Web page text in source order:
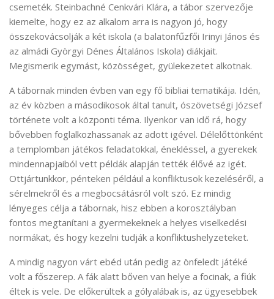
csemeték. Steinbachné Cenkvári Klára, a tábor szervezője
kiemelte, hogy ez az alkalom arra is nagyon jó, hogy
összekovácsolják a két iskola (a balatonfűzfői Irinyi János és
az almádi Györgyi Dénes Általános Iskola) diákjait.
Megismerik egymást, közösséget, gyülekezetet alkotnak.
A tábornak minden évben van egy fő bibliai tematikája. Idén,
az év közben a másodikosok által tanult, ószövetségi József
története volt a központi téma. Ilyenkor van idő rá, hogy
bővebben foglalkozhassanak az adott igével. Délelőttönként
a templomban játékos feladatokkal, énekléssel, a gyerekek
mindennapjaiból vett példák alapján tették élővé az igét.
Ottjártunkkor, pénteken például a konfliktusok kezeléséről, a
sérelmekről és a megbocsátásról volt szó. Ez mindig
lényeges célja a tábornak, hisz ebben a korosztályban
fontos megtanítani a gyermekeknek a helyes viselkedési
normákat, és hogy kezelni tudják a konfliktushelyzeteket.
A mindig nagyon várt ebéd után pedig az önfeledt játéké
volt a főszerep. A fák alatt bőven van helye a focinak, a fiúk
éltek is vele. De előkerültek a gólyalábak is, az ügyesebbek